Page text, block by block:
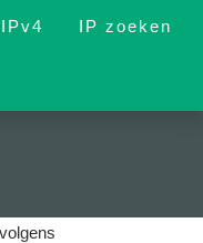
IPv4 IP zoeken